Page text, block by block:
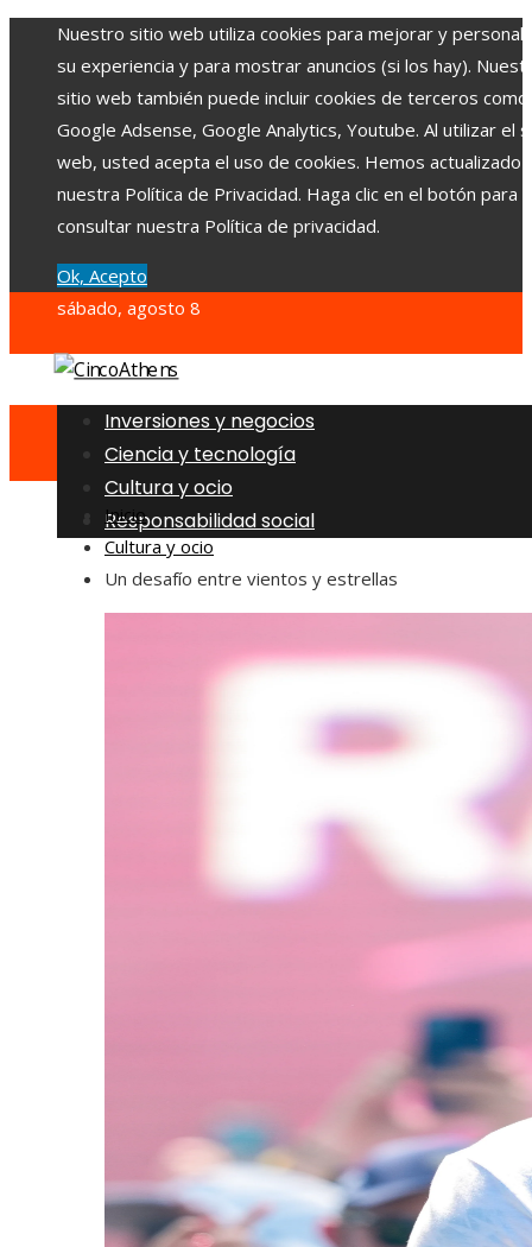
Nuestro sitio web utiliza cookies para mejorar y
su experiencia y para mostrar anuncios (si los hay).
sitio web también puede incluir cookies de terceros como
Google Adsense, Google Analytics, Youtube. Al utilizar el
web, usted acepta el uso de cookies. Hemos actualizado
nuestra Política de Privacidad. Haga clic en el botón para
consultar nuestra Política de privacidad.
Ok, Acepto
sábado, agosto 8
Inversiones y negocios
Ciencia y tecnología
Cultura y ocio
Responsabilidad social
Inicio
Cultura y ocio
Un desafío entre vientos y estrellas